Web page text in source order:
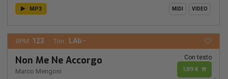
MP3 MIDI VIDEO
BPM: 123 Ton.: LAb -
Non Me Ne Accorgo
Marco Mengoni
Con testo
1,89 €